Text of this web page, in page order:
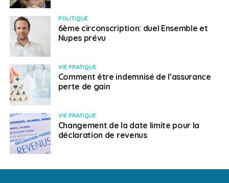
POLITIQUE
6ème circonscription: duel Ensemble et
Nupes prévu
VIE PRATIQUE
Comment être indemnisé de l’assurance
perte de gain
VIE PRATIQUE
Changement de la date limite pour la
déclaration de revenus